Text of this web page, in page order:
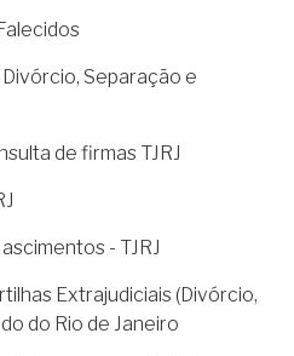
Separação e
de firmas TJRJ
- TJRJ
Extrajudiciais (Divórcio,
do Rio de Janeiro